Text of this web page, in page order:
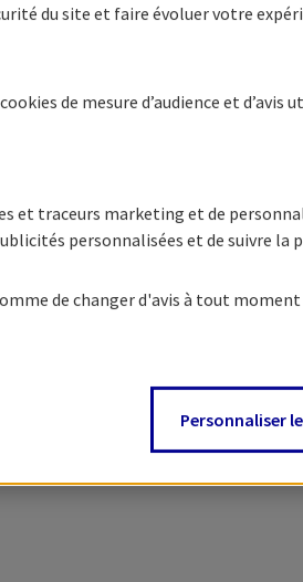
du site et faire évoluer votre
cookies de mesure d’audience et
et traceurs marketing et de
personnalisées et de suivre la
de changer d'avis à tout
Personnaliser